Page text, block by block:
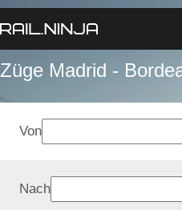
Züge Madrid -
Von
Nach